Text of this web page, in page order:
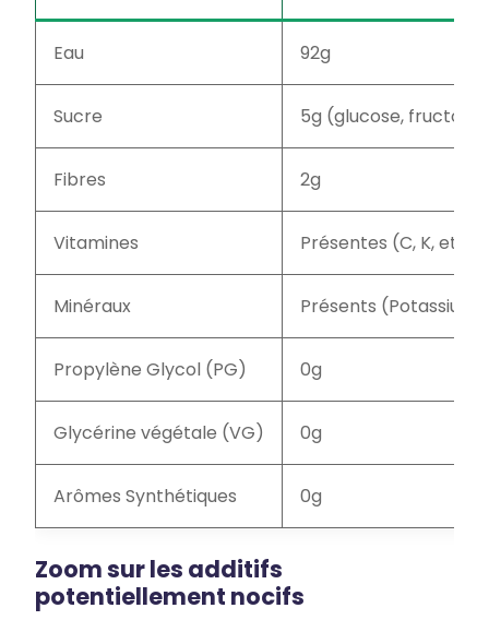
Eau 92g
Sucre 5g (glucose, fructose)
Fibres 2g
Vitamines Présentes (C, K, etc.)
Minéraux Présents (Potassium,
Propylène Glycol (PG) 0g
Glycérine végétale (VG) 0g
Arômes Synthétiques 0g
Zoom sur les additifs
potentiellement nocifs